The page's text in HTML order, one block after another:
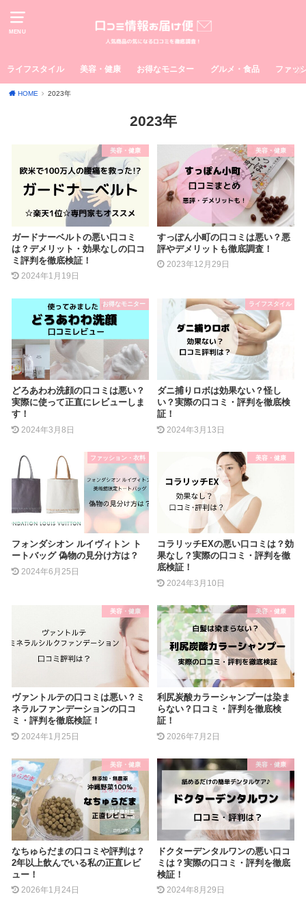
MENU
ライフスタイル 美容・健康 お得なモニター グルメ・食品 ファッ
HOME 2023年
2023年
美容・健康
ガードナーベルトの悪い口コミ
は？デメリット・効果なしの口コ
ミ評判を徹底検証！
2024年1月19日
美容・健康
すっぽん小町の口コミは悪い？悪
評やデメリットも徹底調査！
2023年12月29日
お得なモニター
どろあわわ洗顔の口コミは悪い？
実際に使って正直にレビューしま
す！
2024年3月8日
ライフスタイル
ダニ捕りロボは効果ない？怪し
い？実際の口コミ・評判を徹底検
証！
2024年3月13日
ファッション・衣料
フォンダシオン ルイヴィトン ト
ートバッグ 偽物の見分け方は？
2024年6月25日
美容・健康
コラリッチEXの悪い口コミは？効
果なし？実際の口コミ・評判を徹
底検証！
2024年3月10日
美容・健康
ヴァントルテの口コミは悪い？ミ
ネラルファンデーションの口コ
ミ・評判を徹底検証！
2024年1月25日
美容・健康
利尻炭酸カラーシャンプーは染ま
らない？口コミ・評判を徹底検
証！
2026年7月2日
美容・健康
なちゅらだまの口コミや評判は？
2年以上飲んでいる私の正直レビ
ュー！
2026年1月24日
美容・健康
ドクターデンタルワンの悪い口コ
ミは？実際の口コミ・評判を徹底
検証！
2024年8月29日